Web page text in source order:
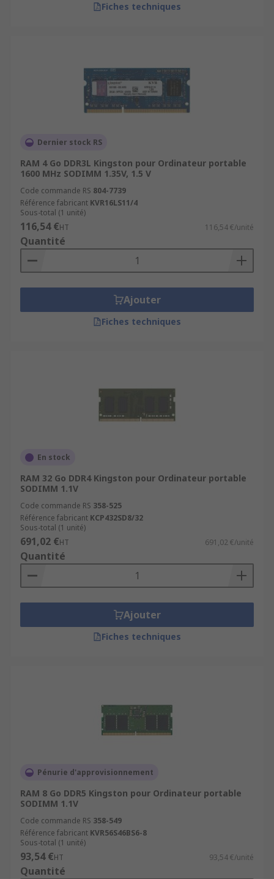
Fiches techniques
Dernier stock RS
RAM 4 Go DDR3L Kingston pour Ordinateur portable
1600 MHz SODIMM 1.35V, 1.5 V
Code commande RS 804-7739
Référence fabricant KVR16LS11/4
Sous-total (1 unité)
116,54 €HT 116,54 €/unité
Quantité
Ajouter
Fiches techniques
En stock
RAM 32 Go DDR4 Kingston pour Ordinateur portable
SODIMM 1.1V
Code commande RS 358-525
Référence fabricant KCP432SD8/32
Sous-total (1 unité)
691,02 €HT 691,02 €/unité
Quantité
Ajouter
Fiches techniques
Pénurie d'approvisionnement
RAM 8 Go DDR5 Kingston pour Ordinateur portable
SODIMM 1.1V
Code commande RS 358-549
Référence fabricant KVR56S46BS6-8
Sous-total (1 unité)
93,54 €HT 93,54 €/unité
Quantité